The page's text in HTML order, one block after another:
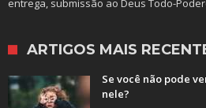
entrega, submissão ao Deus Todo-
ARTIGOS MAIS
Se você não pode
nele?